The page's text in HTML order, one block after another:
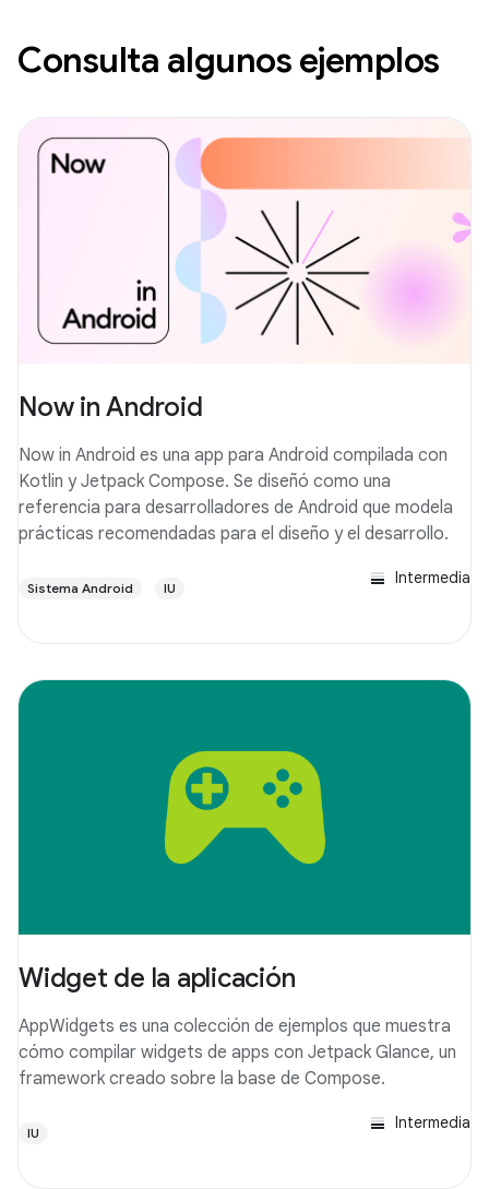
Consulta algunos ejemplos
Now in Android
Now in Android es una app para Android compilada con
Kotlin y Jetpack Compose. Se diseñó como una
referencia para desarrolladores de Android que modela
prácticas recomendadas para el diseño y el desarrollo.
Sistema Android IU
Intermedia
Widget de la aplicación
AppWidgets es una colección de ejemplos que muestra
cómo compilar widgets de apps con Jetpack Glance, un
framework creado sobre la base de Compose.
IU
Intermedia